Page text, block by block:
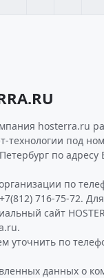
hosterra.ru
технологии под
по адресу
по
716-75-72.
сайт
уточнить по
данных о